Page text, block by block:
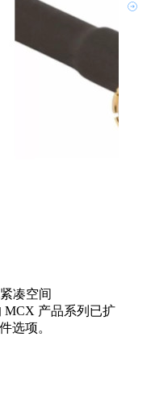
凑空间
MCX 产品系列已扩
选项。